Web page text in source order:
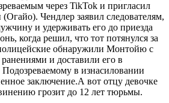
через TikTok и пригласил
Чендлер заявил следователям,
и удерживать его до приезда
когда решил, что тот потянулся за
обнаружили Монтойю с
и доставили его в
в изнасиловании
заключение.А вот отцу девочке
грозит до 12 лет тюрьмы.